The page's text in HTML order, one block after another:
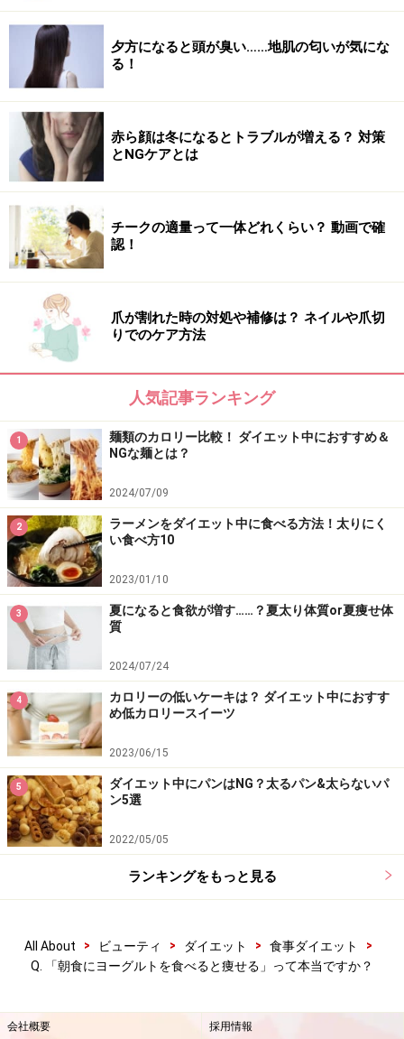
夕方になると頭が臭い……地肌の匂いが気にな
る！
赤ら顔は冬になるとトラブルが増える？ 対策
とNGケアとは
チークの適量って一体どれくらい？ 動画で確
認！
爪が割れた時の対処や補修は？ ネイルや爪切
りでのケア方法
人気記事ランキング
1
麺類のカロリー比較！ ダイエット中におすすめ＆
NGな麺とは？
2024/07/09
2
ラーメンをダイエット中に食べる方法！太りにく
い食べ方10
2023/01/10
3
夏になると食欲が増す……？夏太り体質or夏痩せ体
質
2024/07/24
4
カロリーの低いケーキは？ ダイエット中におすす
め低カロリースイーツ
2023/06/15
5
ダイエット中にパンはNG？太るパン&太らないパ
ン5選
2022/05/05
ランキングをもっと見る
All About > ビューティ > ダイエット > 食事ダイエット
>
Q. 「朝食にヨーグルトを食べると痩せる」って本当ですか？
会社概要 採用情報